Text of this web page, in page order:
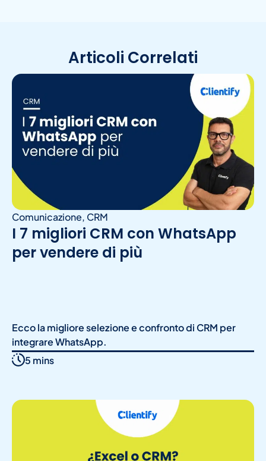
Articoli Correlati
Comunicazione, CRM
I 7 migliori CRM con WhatsApp
per vendere di più
Ecco la migliore selezione e confronto di CRM per
integrare WhatsApp.
5 mins